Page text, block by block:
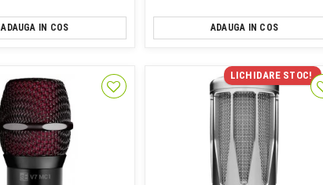
ADAUGA IN COS ADAUGA IN COS
LICHIDARE STOC!